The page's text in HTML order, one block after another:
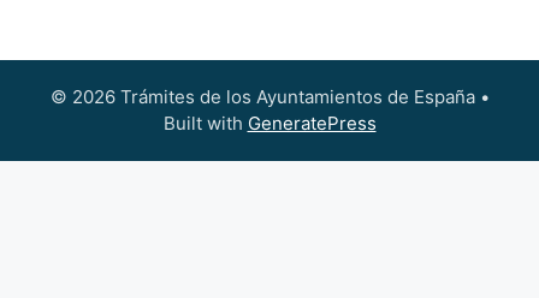
© 2026 Trámites de los Ayuntamientos de España•
Built with GeneratePress